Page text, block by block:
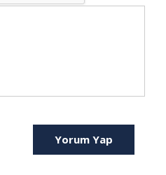
Yorum Yap